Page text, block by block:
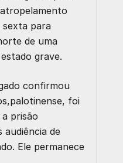
atropelamento
sexta para
de uma
grave.
confirmou
foi
prisão
audiência de
Ele permanece